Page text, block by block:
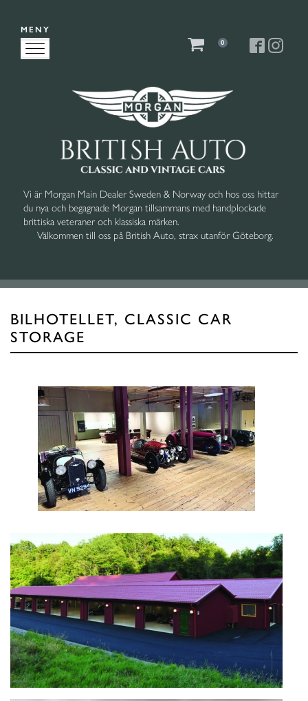
Vi är Morgan Main Dealer Sweden & Norway och hos oss hittar
du nya och begagnade Morgan tillsammans med handplockade
brittiska veteraner och klassiska märken.
Välkommen till oss på British Auto, strax utanför Göteborg.
0
MENY
BILHOTELLET, CLASSIC CAR
STORAGE